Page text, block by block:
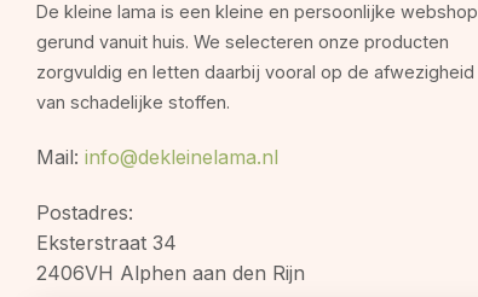
De kleine lama is een kleine en persoonlijke webshop,
gerund vanuit huis. We selecteren onze producten
zorgvuldig en letten daarbij vooral op de afwezigheid
van schadelijke stoffen.
Mail: info@dekleinelama.nl
Postadres:
Eksterstraat 34
2406VH Alphen aan den Rijn